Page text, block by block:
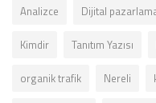
Analizce Dijital
Kimdir Tanıtım Yazısı
organik trafik Nereli